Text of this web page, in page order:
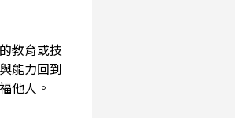
教育或技
能力回到
他人。